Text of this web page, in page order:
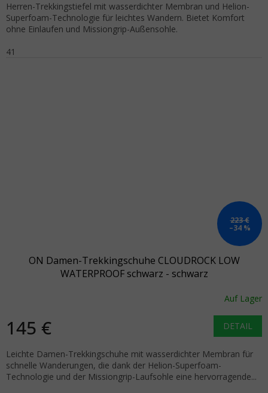
Herren-Trekkingstiefel mit wasserdichter Membran und Helion-
Superfoam-Technologie für leichtes Wandern. Bietet Komfort
ohne Einlaufen und Missiongrip-Außensohle.
41
223 €
–34 %
ON Damen-Trekkingschuhe CLOUDROCK LOW
WATERPROOF schwarz - schwarz
Auf Lager
145 € DETAIL
Leichte Damen-Trekkingschuhe mit wasserdichter Membran für
schnelle Wanderungen, die dank der Helion-Superfoam-
Technologie und der Missiongrip-Laufsohle eine hervorragende...